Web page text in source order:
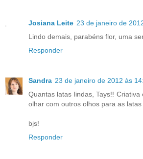
Josiana Leite 23 de janeiro de
Lindo demais, parabéns flor, uma
Responder
Sandra 23 de janeiro de 2012 às
Quantas latas lindas, Tays!! Criativa
olhar com outros olhos para as
bjs!
Responder